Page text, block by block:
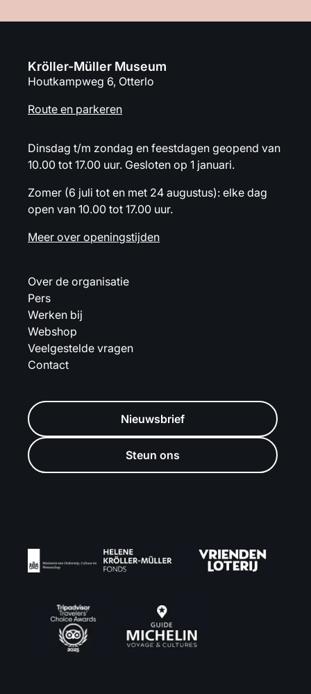
Kröller-Müller Museum
Houtkampweg 6, Otterlo
Route en parkeren
Dinsdag t/m zondag en feestdagen geopend van
10.00 tot 17.00 uur. Gesloten op 1 januari.
Zomer (6 juli tot en met 24 augustus): elke dag
open van 10.00 tot 17.00 uur.
Meer over openingstijden
Over de organisatie
Pers
Werken bij
Webshop
Veelgestelde vragen
Contact
Nieuwsbrief
Steun ons